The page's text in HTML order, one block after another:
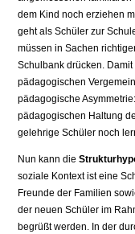
dem Kind noch erziehen
geht als Schüler zur
müssen in Sachen
Schulbank drücken.
pädagogischen
pädagogische
pädagogischen Haltung
gelehrige Schüler noch
Nun kann die
soziale Kontext ist eine
Freunde der Familien
der neuen Schüler im
begrüßt werden. In der